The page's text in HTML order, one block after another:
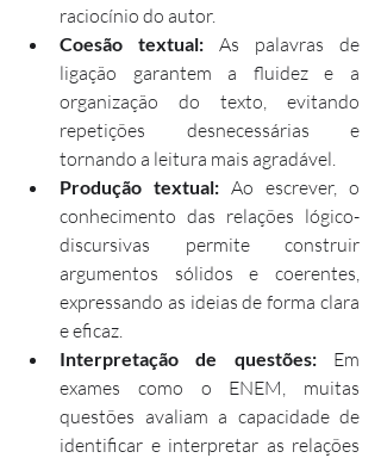
raciocínio do autor.
Coesão textual: As palavras de
ligação garantem a fluidez e a
organização do texto, evitando
repetições desnecessárias e
tornando a leitura mais agradável.
Produção textual: Ao escrever, o
conhecimento das relações lógico-
discursivas permite construir
argumentos sólidos e coerentes,
expressando as ideias de forma clara
e eficaz.
Interpretação de questões: Em
exames como o ENEM, muitas
questões avaliam a capacidade de
identificar e interpretar as relações